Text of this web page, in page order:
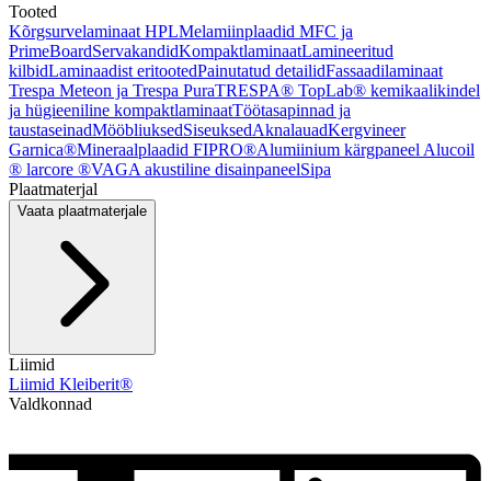
Tooted
Kõrgsurvelaminaat HPLMelamiinplaadid MFC ja
PrimeBoardServakandidKompaktlaminaatLamineeritud
kilbidLaminaadist eritootedPainutatud detailidFassaadilaminaat
Trespa Meteon ja Trespa PuraTRESPA® TopLab® kemikaalikindel
ja hügieeniline kompaktlaminaatTöötasapinnad ja
taustaseinadMööbliuksedSiseuksedAknalauadKergvineer
Garnica®Mineraalplaadid FIPRO®Alumiinium kärgpaneel Alucoil
® larcore ®VAGA akustiline disainpaneelSipa
Plaatmaterjal
Vaata plaatmaterjale
Liimid
Liimid Kleiberit®
Valdkonnad